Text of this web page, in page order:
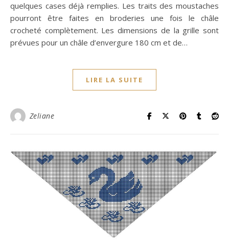
quelques cases déjà remplies. Les traits des moustaches
pourront être faites en broderies une fois le châle
crocheté complètement. Les dimensions de la grille sont
prévues pour un châle d’envergure 180 cm et de…
LIRE LA SUITE
Zeliane